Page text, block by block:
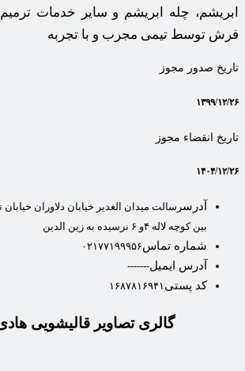
ابریشم، چله ابریشم و سایر خدمات
فرش توسط تیمی مجرب و با تجربه
تاریخ صدور مجوز
۱۳۹۹/۱۲/۲۶
تاریخ انقضاء مجوز
۱۴۰۴/۱۲/۲۶
آدرسرسالت میدان الغدیر خیابان دلاوران
بین کوچه لاله ۴و ۶ نرسیده به زین الدین
شماره تماس۰۲۱۷۷۱۹۹۹۵۶
آدرس ایمیل-------
کد پستی ۱۶۸۷۸۱۶۹۴۱
گالری تصاویر قالیشویی